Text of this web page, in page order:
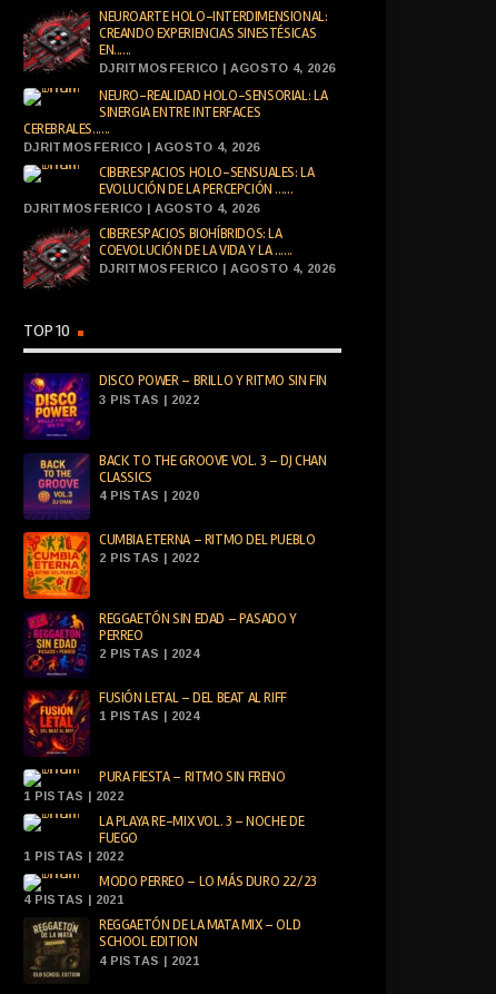
NEUROARTE HOLO-INTERDIMENSIONAL:
CREANDO EXPERIENCIAS SINESTÉSICAS
EN......
DJRITMOSFERICO | AGOSTO 4, 2026
NEURO-REALIDAD HOLO-SENSORIAL: LA
SINERGIA ENTRE INTERFACES
CEREBRALES......
DJRITMOSFERICO | AGOSTO 4, 2026
CIBERESPACIOS HOLO-SENSUALES: LA
EVOLUCIÓN DE LA PERCEPCIÓN ......
DJRITMOSFERICO | AGOSTO 4, 2026
CIBERESPACIOS BIOHÍBRIDOS: LA
COEVOLUCIÓN DE LA VIDA Y LA ......
DJRITMOSFERICO | AGOSTO 4, 2026
TOP 10
DISCO POWER – BRILLO Y RITMO SIN FIN
3 PISTAS | 2022
BACK TO THE GROOVE VOL. 3 – DJ CHAN
CLASSICS
4 PISTAS | 2020
CUMBIA ETERNA – RITMO DEL PUEBLO
2 PISTAS | 2022
REGGAETÓN SIN EDAD – PASADO Y
PERREO
2 PISTAS | 2024
FUSIÓN LETAL – DEL BEAT AL RIFF
1 PISTAS | 2024
PURA FIESTA – RITMO SIN FRENO
1 PISTAS | 2022
LA PLAYA RE-MIX VOL. 3 – NOCHE DE
FUEGO
1 PISTAS | 2022
MODO PERREO – LO MÁS DURO 22/23
4 PISTAS | 2021
REGGAETÓN DE LA MATA MIX – OLD
SCHOOL EDITION
4 PISTAS | 2021